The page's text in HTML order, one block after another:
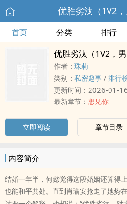
优胜劣汰（1V2，
首页 分类 排行
优胜劣汰（1V2，男
作者： 珠莉
类别： 私密趣事 / 排行
更新时间： 2026-01-
最新章节： 想见你
立即阅读 章节目录
内容简介
结婚一年半，何懿觉得这段婚姻还算得
也能和平共处。直到肖瑜安抢走了她势